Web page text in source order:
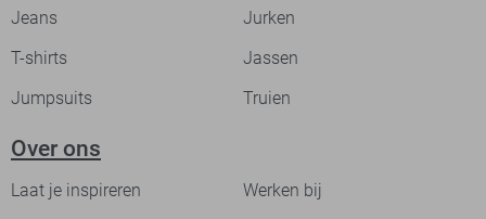
Jeans
Jurken
T-shirts
Jassen
Jumpsuits
Truien
Over ons
Laat je inspireren Werken bij